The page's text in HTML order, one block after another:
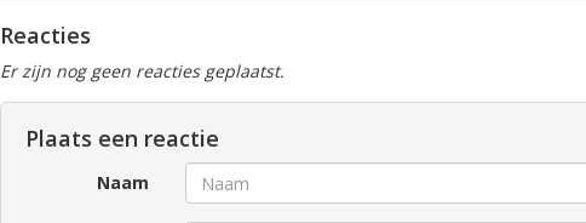
Reacties
Er zijn nog geen reacties geplaatst.
Plaats een reactie
Naam